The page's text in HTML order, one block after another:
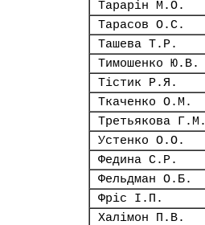
Тарарін М.О.
Тарасов О.С.
Ташева Т.Р.
Тимошенко Ю.В.
Тістик Р.Я.
Ткаченко О.М.
Третьякова Г.М.
Устенко О.О.
Федина С.Р.
Фельдман О.Б.
Фріс І.П.
Халімон П.В.